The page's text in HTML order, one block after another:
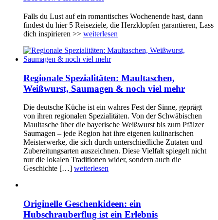
Falls du Lust auf ein romantisches Wochenende hast, dann
findest du hier 5 Reiseziele, die Herzklopfen garantieren, Lass
dich inspirieren >> weiterlesen
Regionale Spezialitäten: Maultaschen,
Weißwurst, Saumagen & noch viel mehr
Die deutsche Küche ist ein wahres Fest der Sinne, geprägt
von ihren regionalen Spezialitäten. Von der Schwäbischen
Maultasche über die bayerische Weißwurst bis zum Pfälzer
Saumagen – jede Region hat ihre eigenen kulinarischen
Meisterwerke, die sich durch unterschiedliche Zutaten und
Zubereitungsarten auszeichnen. Diese Vielfalt spiegelt nicht
nur die lokalen Traditionen wider, sondern auch die
Geschichte […] weiterlesen
Originelle Geschenkideen: ein
Hubschrauberflug ist ein Erlebnis